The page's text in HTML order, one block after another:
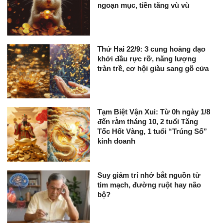
ngoạn mục, tiền tăng vù vù
Thứ Hai 22/9: 3 cung hoàng đạo
khởi đầu rực rỡ, năng lượng
tràn trề, cơ hội giàu sang gõ cửa
Tạm Biệt Vận Xui: Từ 0h ngày 1/8
đến rằm tháng 10, 2 tuổi Tăng
Tốc Hốt Vàng, 1 tuổi “Trúng Số”
kinh doanh
Suy giảm trí nhớ bắt nguồn từ
tim mạch, đường ruột hay não
bộ?